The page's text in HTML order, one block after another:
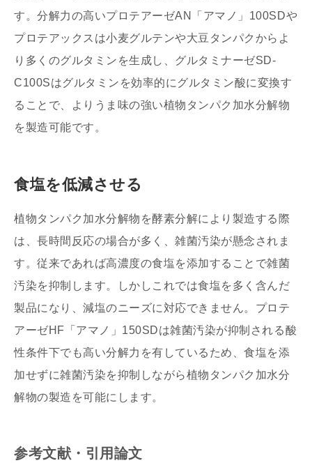
す。分解力の高いプロテアーゼAN「アマノ」100SDや
プロテアックスは小麦グルテンや大豆タンパクからよ
り多くのグルタミンを生成し、グルタミナーゼSD-
C100Sはグルタミンを効率的にグルタミン酸に変換す
ることで、よりうま味の強い植物タンパク加水分解物
を製造可能です。
食塩を低減させる
植物タンパク加水分解物を酵素分解により製造する際
は、長時間反応の場合が多く、雑菌汚染が懸念されま
す。従来であれば高濃度の食塩を添加することで雑菌
汚染を抑制します。しかしこれでは食塩を多く含んだ
製品になり、減塩のニーズに対応できません。プロテ
アーゼHF「アマノ」150SDは雑菌汚染が抑制される酸
性条件下でも高い分解力を有しているため、食塩を添
加せずに雑菌汚染を抑制しながら植物タンパク加水分
解物の製造を可能にします。
参考文献・引用論文